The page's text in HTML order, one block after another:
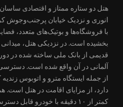
هتل دو ستاره ممتاز و اقتصادی
انوری و نزدیک خیابان پرجنب‌وجوش
با فروشگاه‌ها و بوتیک‌های متعدد،
بخشیده است. در نزدیکی هتل،
قدیمی از بانک ملی ساخته شده در
آلمانی در آن واقع شده است.
از جمله ایستگاه مترو و اتوبوس زندیه
دارد، از مزایای اقامت در هتل است.
کمتر از ۱۰ دقیقه با خودرو